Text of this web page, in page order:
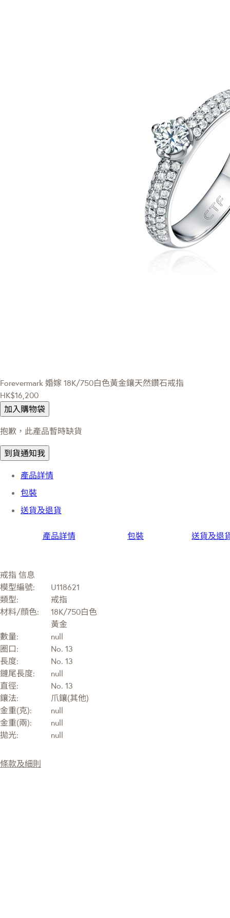
Forevermark 婚嫁 18K/750白色黃金鑲天然鑽石戒指
HK$16,200
加入購物袋
抱歉，此產品暫時缺貨
到貨通知我
產品詳情
包裝
送貨及退貨
產品詳情 包裝 送貨及退
戒指 信息
模型編號:
U118621
類型:
戒指
材料/顔色:
18K/750白色
黃金
數量:
null
圈口:
No. 13
長度:
No. 13
鏈尾長度:
null
直徑:
No. 13
鑲法:
爪鑲(其他)
金重(克):
null
金重(兩):
null
拋光:
null
條款及細則